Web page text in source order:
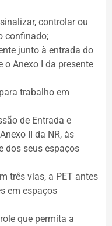
controlar ou
confinado;
junto à entrada do
Anexo I da presente
trabalho em
de Entrada e
II da NR, às
dos seus espaços
três vias, a PET antes
em espaços
que permita a